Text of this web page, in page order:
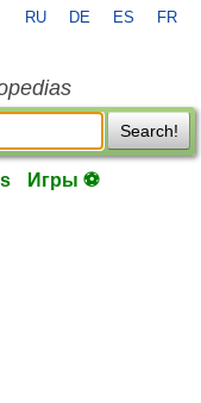
RU DE ES FR
Search!
Игры ⚽